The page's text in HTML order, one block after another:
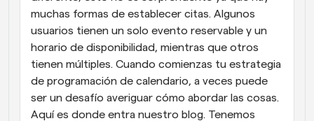
Enlaces de Grupo Dinámico
Reserva reuniones de forma fluida con varias personas
Recibe notificaciones cuando ocurra algo
muchas formas de establecer citas. Algunos
usuarios tienen un solo evento reservable y un
horario de disponibilidad, mientras que otros
tienen múltiples. Cuando comienzas tu estrategia
de programación de calendario, a veces puede
ser un desafío averiguar cómo abordar las cosas.
Aquí es donde entra nuestro blog. Tenemos